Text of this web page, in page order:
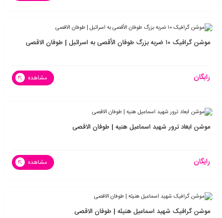
موشن گرافیک ۱۰ ضربه بزرگ طوفان الأقصی به اسرائیل | طوفان الاقصی
رایگان مشاهده
موشن ابعاد ترور شهید اسماعیل هنیه | طوفان الاقصی
رایگان مشاهده
موشن گرافیک شهید اسماعیل هنیئه | طوفان الاقصی